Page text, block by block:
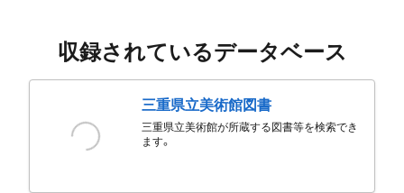
収録されているデータベース
三重県立美術館図書
三重県立美術館が所蔵する図書等を検索でき
ます。